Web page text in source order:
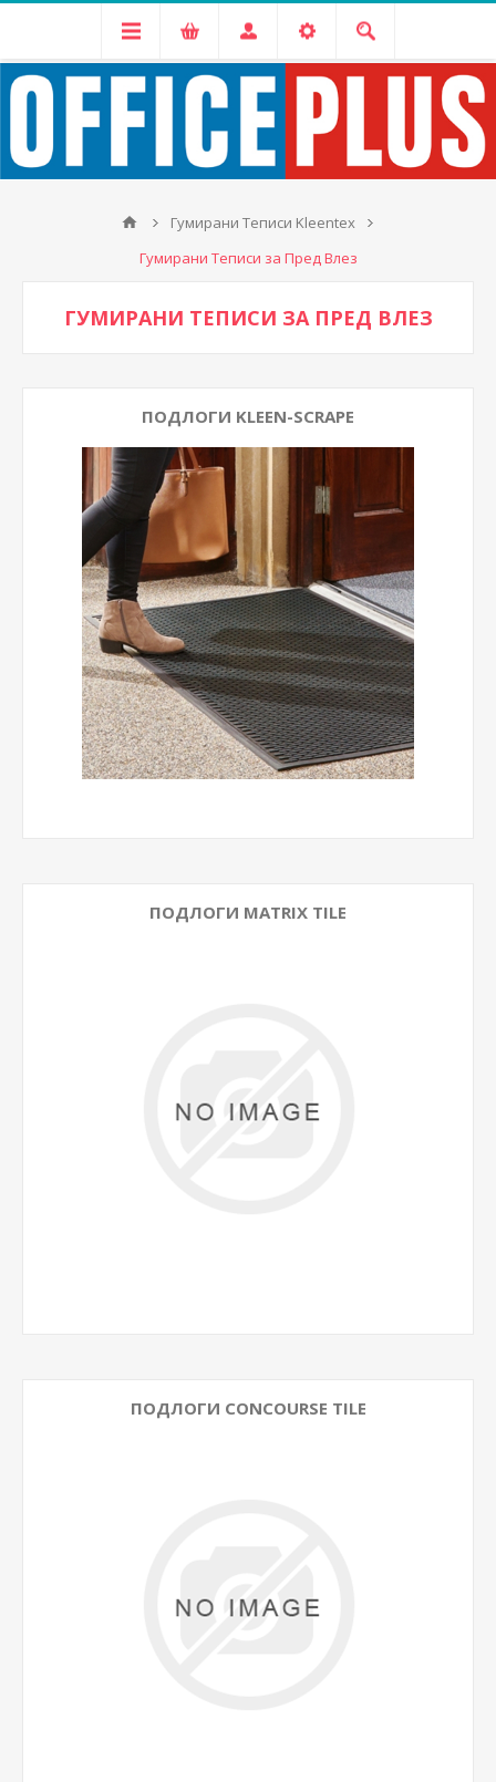
Гумирани Теписи Kleentex
Гумирани Теписи за Пред Влез
ГУМИРАНИ ТЕПИСИ ЗА ПРЕД ВЛЕЗ
ПОДЛОГИ KLEEN-SCRAPE
ПОДЛОГИ MATRIX TILE
ПОДЛОГИ CONCOURSE TILE